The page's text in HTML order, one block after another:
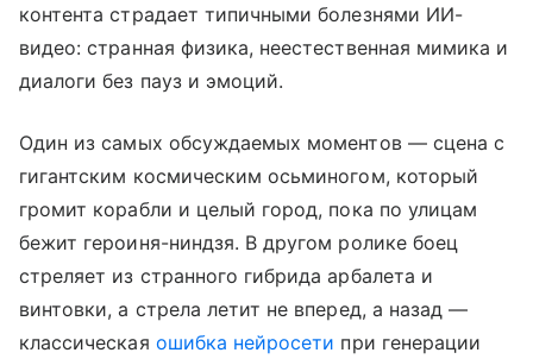
контента страдает типичными болезнями ИИ-
видео: странная физика, неестественная мимика и
диалоги без пауз и эмоций.
Один из самых обсуждаемых моментов — сцена с
гигантским космическим осьминогом, который
громит корабли и целый город, пока по улицам
бежит героиня-ниндзя. В другом ролике боец
стреляет из странного гибрида арбалета и
винтовки, а стрела летит не вперед, а назад —
классическая ошибка нейросети при генерации